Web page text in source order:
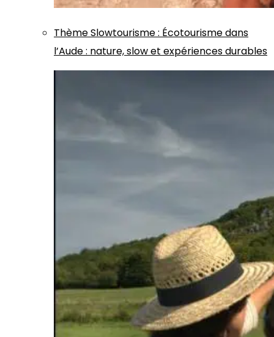
ThèmeSlowtourisme: Écotourisme dans
l’Aude : nature, slow et expériences durables